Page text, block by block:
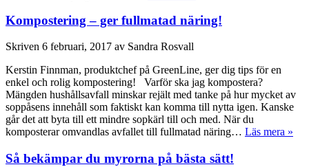
Kompostering – ger fullmatad näring!
Skriven 6 februari, 2017 av Sandra Rosvall
Kerstin Finnman, produktchef på GreenLine, ger dig tips för en
enkel och rolig kompostering! Varför ska jag kompostera?
Mängden hushållsavfall minskar rejält med tanke på hur mycket av
soppåsens innehåll som faktiskt kan komma till nytta igen. Kanske
går det att byta till ett mindre sopkärl till och med. När du
komposterar omvandlas avfallet till fullmatad näring… Läs mera »
Så bekämpar du myrorna på bästa sätt!